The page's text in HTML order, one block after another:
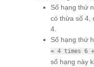
4
\times
6 + 27
Số hạng thứ
có thừa số 4,
4.
Số hạng thứ
= 4 times 6
số hạng này